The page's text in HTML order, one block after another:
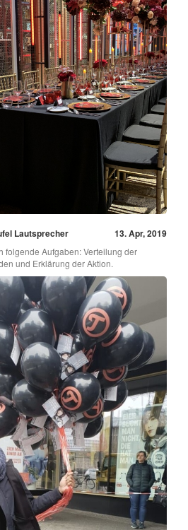
Lautsprecher 13. Apr, 2019
folgende Aufgaben: Verteilung der
und Erklärung der Aktion.